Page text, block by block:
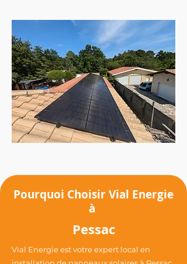
Pourquoi Choisir Vial Energie
à
Pessac
Vial Energie est votre expert local en